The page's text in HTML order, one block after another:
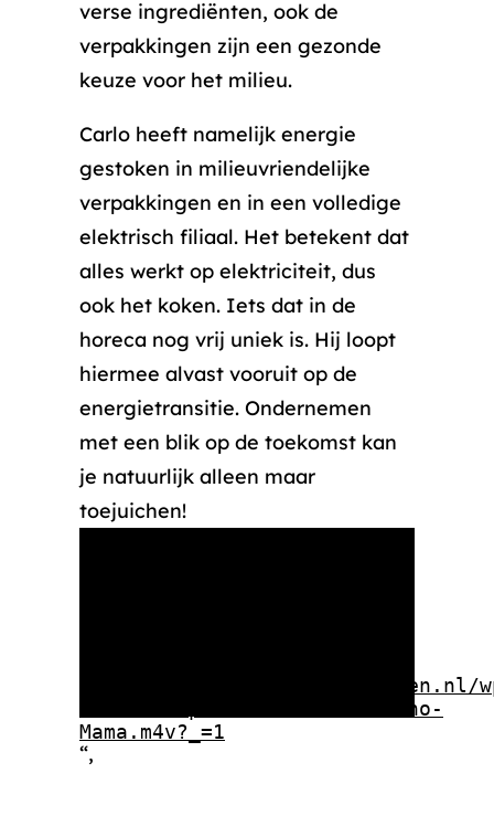
verse ingrediënten, ook de
verpakkingen zijn een gezonde
keuze voor het milieu.
Carlo heeft namelijk energie
gestoken in milieuvriendelijke
verpakkingen en in een volledige
elektrisch filiaal. Het betekent dat
alles werkt op elektriciteit, dus
ook het koken. Iets dat in de
horeca nog vrij uniek is. Hij loopt
hiermee alvast vooruit op de
energietransitie. Ondernemen
met een blik op de toekomst kan
je natuurlijk alleen maar
toejuichen!
https://rotterdammakeithappen.nl/
content/uploads/2021/04/Macho-
Mama.m4v?_=1
“,